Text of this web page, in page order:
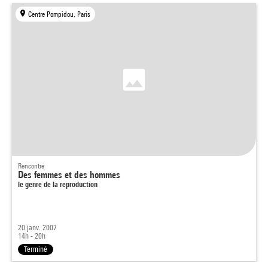
Centre Pompidou, Paris
Rencontre
Des femmes et des hommes
le genre de la reproduction
20 janv. 2007
14h - 20h
Terminé